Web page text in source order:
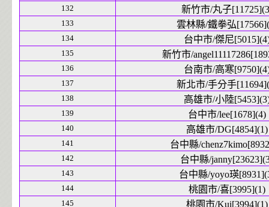
132 新竹市/丸子
133 雲林縣/鐵拳弘
134 台中市/傑尼
135 新竹市/
136 台南市/高寒
137 新北市/手分手
138 高雄市/小陸
139 台中市/lee[1678](4)
140 高雄市/DG[4854](1)
141 台中縣/
142 台中縣/
143 台中縣/yoyo瑛
144 桃園市/喜[3995](1)
145 桃園市/Kui[3994](1)